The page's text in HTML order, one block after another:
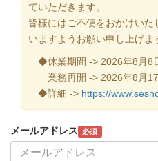
ていただきます。
皆様にはご不便をおかけいた
いますようお願い申し上げま
◆休業期間 -> 2026年8月8
業務再開 -> 2026年8月17
◆詳細 -> https://
メールアドレス 必須